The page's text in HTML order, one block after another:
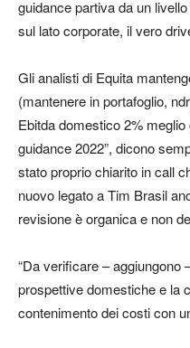
guidance partiva da un
sul lato corporate, il vero
Gli analisti di Equita
(mantenere in portafoglio,
Ebitda domestico 2% meglio
guidance 2022”, dicono
stato proprio chiarito in call
nuovo legato a Tim Brasil
revisione è organica e non
“Da verificare – aggiungono
prospettive domestiche e la
contenimento dei costi con